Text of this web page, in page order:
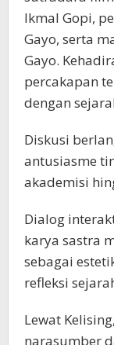
Ikmal Gopi,
Gayo, serta
Gayo.
percakapan
dengan
Diskusi
antusiasme
akademisi
Dialog
karya sastra
sebagai
refleksi
Lewat
narasumber